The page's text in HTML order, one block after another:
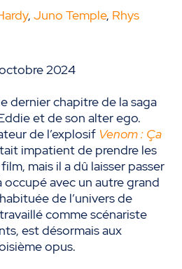
, Juno Temple, Rhys
2024
dernier chapitre de la saga
et de son alter ego.
de l’explosif Venom : Ça
impatient de prendre les
mais il a dû laisser passer
occupé avec un autre grand
de l’univers de
comme scénariste
est désormais aux
opus.